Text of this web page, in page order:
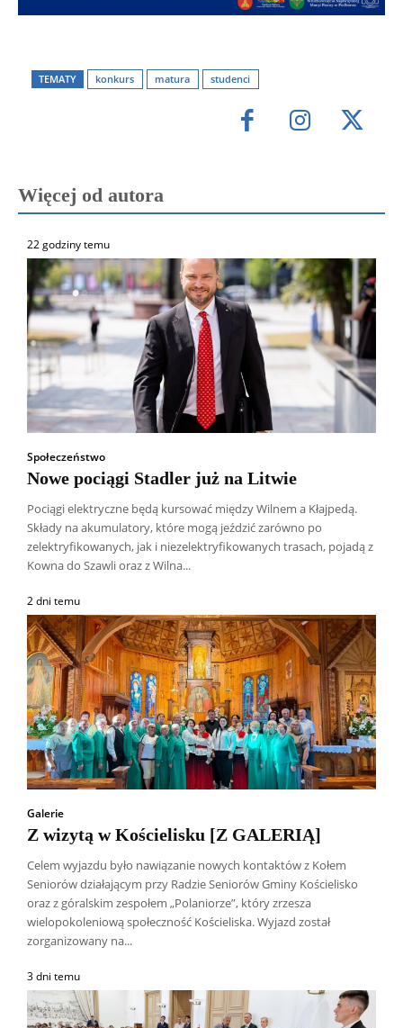
TEMATY konkurs matura studenci
Więcej od autora
22 godziny temu
Społeczeństwo
Nowe pociągi Stadler już na Litwie
Pociągi elektryczne będą kursować między Wilnem a Kłajpedą.
Składy na akumulatory, które mogą jeździć zarówno po
zelektryfikowanych, jak i niezelektryfikowanych trasach, pojadą z
Kowna do Szawli oraz z Wilna...
2 dni temu
Galerie
Z wizytą w Kościelisku [Z GALERIĄ]
Celem wyjazdu było nawiązanie nowych kontaktów z Kołem
Seniorów działającym przy Radzie Seniorów Gminy Kościelisko
oraz z góralskim zespołem „Polaniorze”, który zrzesza
wielopokoleniową społeczność Kościeliska. Wyjazd został
zorganizowany na...
3 dni temu